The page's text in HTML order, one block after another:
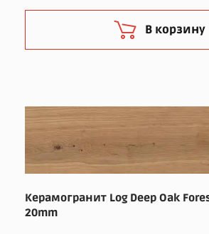
В корзину
Керамогранит Log Deep Oak
20mm